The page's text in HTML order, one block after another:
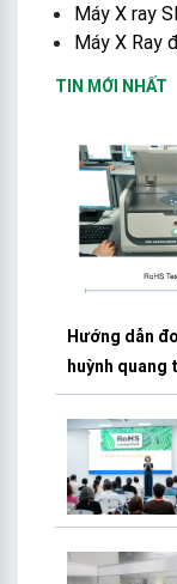
Máy X ray
Máy X Ray
TIN MỚI NHẤT
Hướng dẫn
huỳnh quang